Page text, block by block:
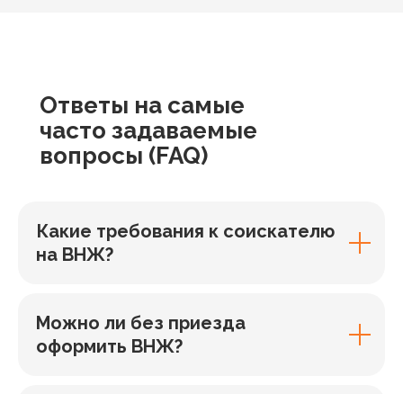
Ответы на самые
часто задаваемые
вопросы (FAQ)
Какие требования к соискателю
на ВНЖ?
Можно ли без приезда
оформить ВНЖ?